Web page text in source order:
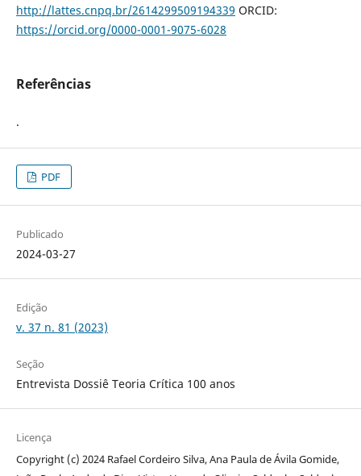
http://lattes.cnpq.br/2614299509194339 ORCID:
https://orcid.org/0000-0001-9075-6028
Referências
.
PDF
Publicado
2024-03-27
Edição
v. 37 n. 81 (2023)
Seção
Entrevista Dossiê Teoria Crítica 100 anos
Licença
Copyright (c) 2024 Rafael Cordeiro Silva, Ana Paula de Ávila Gomide,